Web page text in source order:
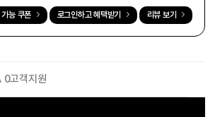
능 쿠폰 로그인하고 혜택받기 리뷰 보기
0고객지원